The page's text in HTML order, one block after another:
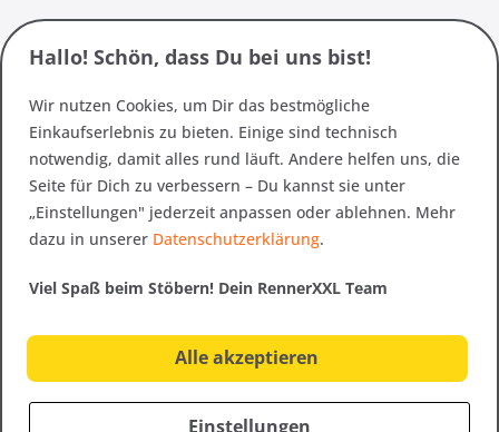
Hallo! Schön, dass Du bei uns bist!
Wir nutzen Cookies, um Dir das bestmögliche
Einkaufserlebnis zu bieten. Einige sind technisch
notwendig, damit alles rund läuft. Andere helfen uns, die
Seite für Dich zu verbessern – Du kannst sie unter
„Einstellungen" jederzeit anpassen oder ablehnen. Mehr
dazu in unserer Datenschutzerklärung.
Viel Spaß beim Stöbern! Dein RennerXXL Team
Alle akzeptieren
Einstellungen